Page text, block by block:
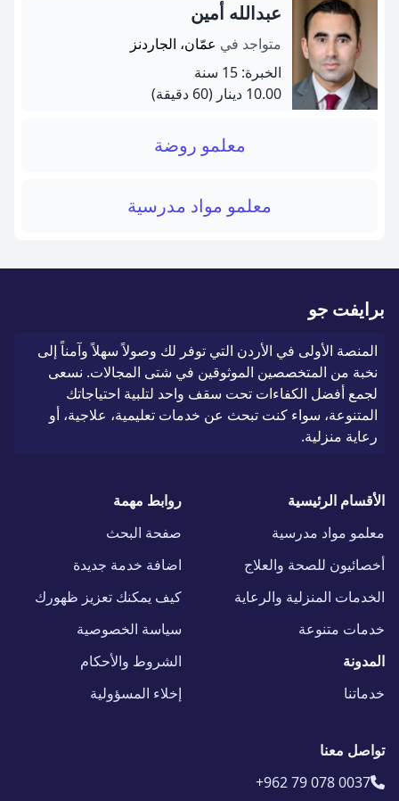
عبدالله أمين
متواجد في عمّان، الجاردنز
الخبرة: 15 سنة
10.00 دينار
(60 دقيقة)
معلمو روضة
معلمو مواد مدرسية
برايفت جو
المنصة الأولى في الأردن التي توفر لك وصولاً سهلاً وآمناً إلى
نخبة من المتخصصين الموثوقين في شتى المجالات. نسعى
لجمع أفضل الكفاءات تحت سقف واحد لتلبية احتياجاتك
المتنوعة، سواء كنت تبحث عن خدمات تعليمية، علاجية، أو
رعاية منزلية.
الأقسام الرئيسية
معلمو مواد مدرسية
أخصائيون للصحة والعلاج
الخدمات المنزلية والرعاية
خدمات متنوعة
المدونة
خدماتنا
روابط مهمة
صفحة البحث
اضافة خدمة جديدة
كيف يمكنك تعزيز ظهورك
سياسة الخصوصية
الشروط والأحكام
إخلاء المسؤولية
تواصل معنا
+962 79 078 0037